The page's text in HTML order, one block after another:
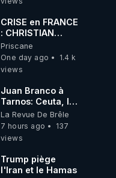
carbone.
CRISE en FRANCE
: CHRISTIAN
COTTEN FAIT une
étrange
découverte
Priscane
One day ago
1.4 k
views
Juan Branco à
Tarnos: Ceuta, le
narcotrafic et le
pouvoir en France
La Revue De Brêle
7 hours ago
137
views
Trump piège
l'Iran et le Hamas